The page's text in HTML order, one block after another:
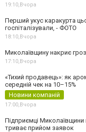
19:10, Вчора
Перший укус каракурта
госпіталізували, - ФОТО
18:10, Вчора
Миколаївщину накриє
17:10, Вчора
«Тихий продавець»: як
середній чек на 10–15%
Новини компаній
17:00, Вчора
Підприємці
триває прийом заявок